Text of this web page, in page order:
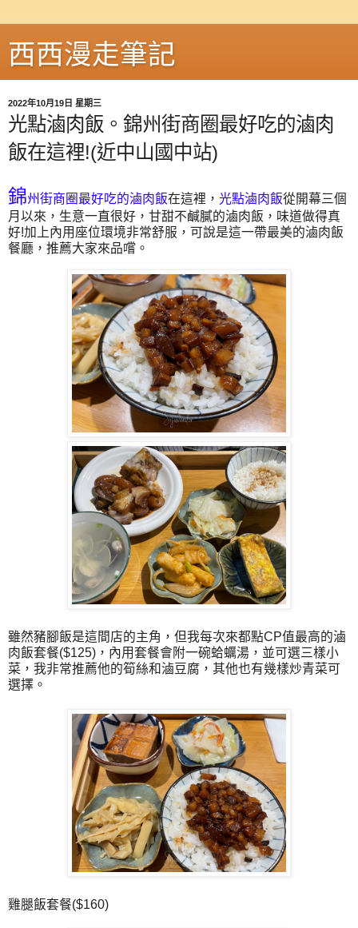
西西漫走筆記
2022年10月19日 星期三
光點滷肉飯。錦州街商圈最好吃的滷肉
飯在這裡!(近中山國中站)
錦州街商圈最好吃的滷肉飯在這裡， 光點滷肉飯從開幕三個
月以來，生意一直很好，甘甜不鹹膩的滷肉飯，味道做得真
好!加上內用座位環境非常舒服，可說是這一帶最美的滷肉飯
餐廳，推薦大家來品嚐。
雖然豬腳飯是這間店的主角，但我每次來都點CP值最高的滷
肉飯套餐($125)，內用套餐會附一碗蛤蠣湯，並可選三樣小
菜，我非常推薦他的筍絲和滷豆腐，其他也有幾樣炒青菜可
選擇。
雞腿飯套餐($160)